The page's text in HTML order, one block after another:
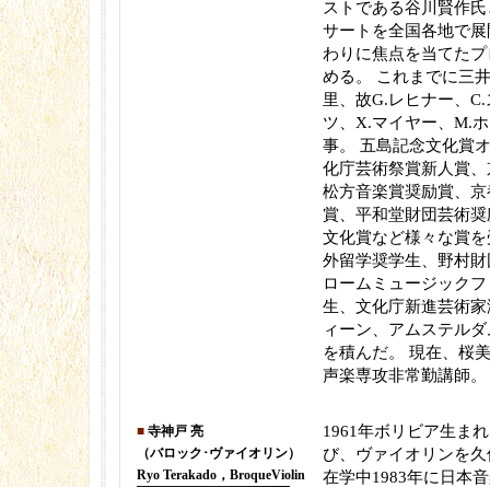
ストである谷川賢作
サートを全国各地で
わりに焦点を当てた
める。 これまでに三
里、故G.レヒナー、
ツ、X.マイヤー、M.
事。 五島記念文化賞
化庁芸術祭賞新人賞
松方音楽賞奨励賞、
賞、平和堂財団芸術
文化賞など様々な賞
外留学奨学生、野村
ロームミュージック
生、文化庁新進芸術
ィーン、アムステル
を積んだ。 現在、桜
声楽専攻非常勤講師。
■ 寺神戸 亮
（バロック･ヴァイオリン）
Ryo Terakado，BroqueViolin
1961年ボリビア生ま
び、ヴァイオリンを
在学中1983年に日本